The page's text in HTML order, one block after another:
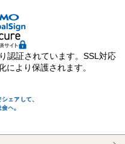
認証されています。SSL対応
により保護されます。